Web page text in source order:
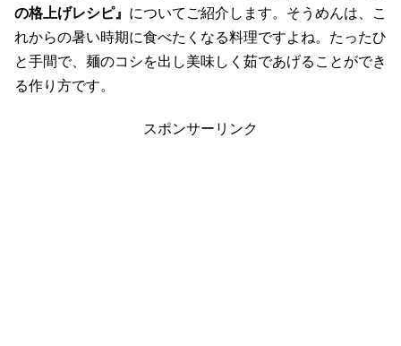
の格上げレシピ』 についてご紹介します。そうめんは、こ
れからの暑い時期に食べたくなる料理ですよね。たったひ
と手間で、麺のコシを出し美味しく茹であげることができ
る作り方です。
スポンサーリンク